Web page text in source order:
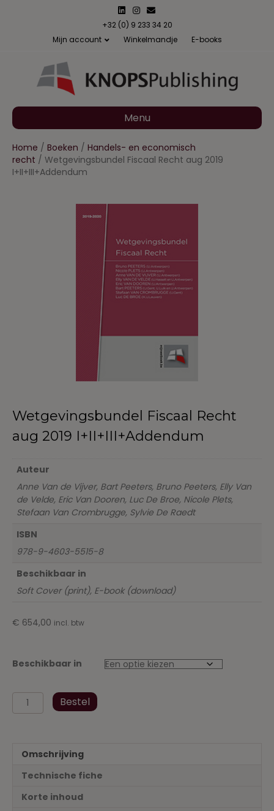
n
n
s
a
m
m
a
l
+32 (0) 9 233 34 20
Mijn account
Winkelmandje E-books
Menu
Home / Boeken / Handels- en economisch
recht / Wetgevingsbundel Fiscaal Recht aug 2019
I+II+III+Addendum
Wetgevingsbundel Fiscaal Recht
aug 2019 I+II+III+Addendum
Auteur
Anne Van de Vijver, Bart Peeters, Bruno Peeters, Elly Van
de Velde, Eric Van Dooren, Luc De Broe, Nicole Plets,
Stefaan Van Crombrugge, Sylvie De Raedt
ISBN
978-9-4603-5515-8
Beschikbaar in
Soft Cover (print), E-book (download)
€ 654,00 incl. btw
Beschikbaar in
Wetgevingsbundel
Fiscaal
I+II+III+Addendum
aantal
Bestel
Omschrijving
Technische fiche
Korte inhoud